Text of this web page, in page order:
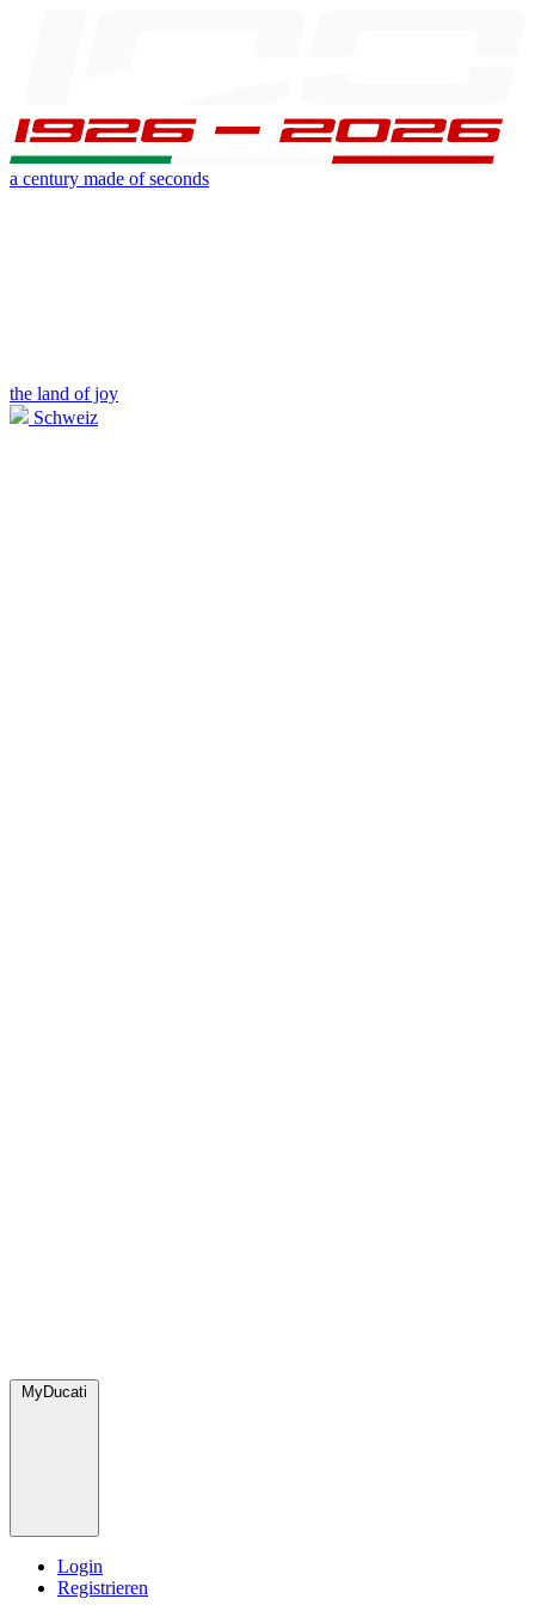
a century made of seconds
the land of joy
Schweiz
MyDucati
Login
Registrieren